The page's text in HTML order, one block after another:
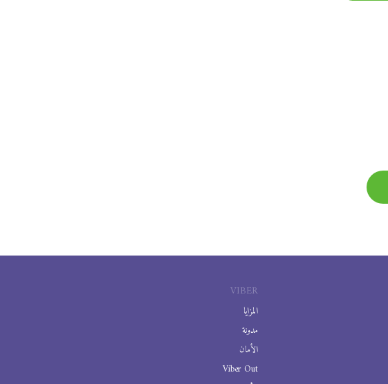
VIBER
المزايا
مدونة
الأمان
Viber Out